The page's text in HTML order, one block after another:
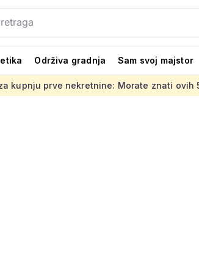
Održiva gradnja Sam svoj majstor
Morate znati ovih 5 stvari, bez njih